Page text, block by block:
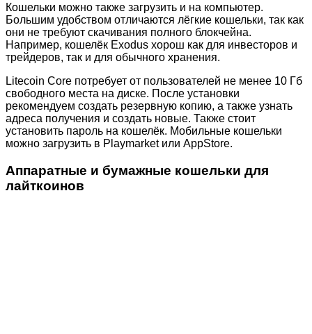
Кошельки можно также загрузить и на компьютер.
Большим удобством отличаются лёгкие кошельки, так как
они не требуют скачивания полного блокчейна.
Например, кошелёк Exodus хорош как для инвесторов и
трейдеров, так и для обычного хранения.
Litecoin Core потребует от пользователей не менее 10 Гб
свободного места на диске. После установки
рекомендуем создать резервную копию, а также узнать
адреса получения и создать новые. Также стоит
установить пароль на кошелёк. Мобильные кошельки
можно загрузить в Playmarket или AppStore.
Аппаратные и бумажные кошельки для
лайткоинов